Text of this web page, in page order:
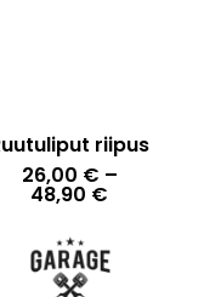
riipus
26,00 € –
48,90 €
48,90 €